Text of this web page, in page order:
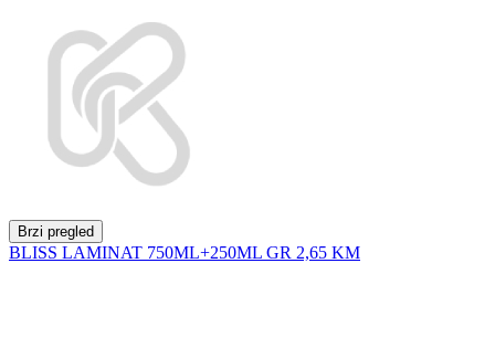
Brzi pregled
BLISS LAMINAT 750ML+250ML GR 2,65 KM